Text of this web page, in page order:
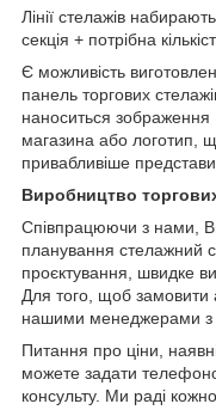
Лінії стелажів
секція + потрібна
Є можливість
панель торгових
наноситься зображення
магазина або логотип,
привабливіше
Виробництво
Співпрацюючи з нами,
планування стелажний
проєктування, швидке
Для того, щоб замовити
нашими менеджерами з
Питання про ціни,
можете задати
консульту. Ми раді